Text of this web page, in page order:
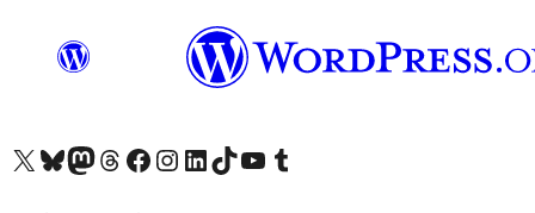
Visit our X (formerly Twitter) account
Visit our Bluesky account
Twitter csatornánk
Visit our Threads account
Facebook oldalunk megtekintése
Visit our Instagram account
Visit our LinkedIn account
Visit our TikTok account
Visit our YouTube channel
Visit our Tumblr account